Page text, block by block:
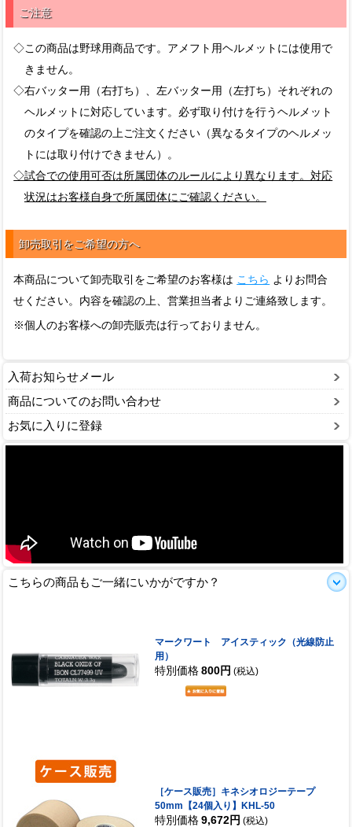
ご注意
◇この商品は野球用商品です。アメフト用ヘルメットには使用で
きません。
◇右バッター用（右打ち）、左バッター用（左打ち）それぞれの
ヘルメットに対応しています。必ず取り付けを行うヘルメット
のタイプを確認の上ご注文ください（異なるタイプのヘルメッ
トには取り付けできません）。
◇試合での使用可否は所属団体のルールにより異なります。対応
状況はお客様自身で所属団体にご確認ください。
卸売取引をご希望の方へ
本商品について卸売取引をご希望のお客様は こちら よりお問合
せください。内容を確認の上、営業担当者よりご連絡致します。
※個人のお客様への卸売販売は行っておりません。
入荷お知らせメール
商品についてのお問い合わせ
お気に入りに登録
こちらの商品もご一緒にいかがですか？
マークワート アイスティック（光線防止
用）
特別価格 800円 (税込)
［ケース販売］キネシオロジーテープ
50mm【24個入り】KHL-50
特別価格 9,672円 (税込)